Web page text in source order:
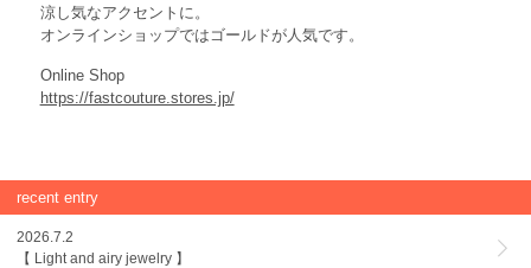
涼し気なアクセントに。
オンラインショップではゴールドが人気です。
Online Shop
https://fastcouture.stores.jp/
recent entry
2026.7.2
【 Light and airy jewelry 】